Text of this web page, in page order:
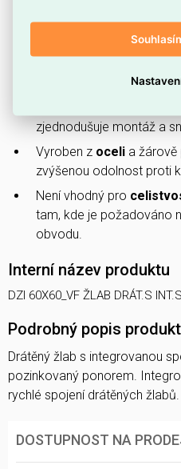
Celkovádélka 3000 mm
úseků bez častého
pro běžné kabelové
zjednodušuje montáž a
Vyroben z oceli a
zvýšenou odolnost proti
Není vhodný pro
tam, kde je požadováno
obvodu.
Interní název produktu
DZI 60X60_VF ŽLAB DRÁT.S
Podrobný popis
Drátěný žlab s integrovanou
pozinkovaný ponorem.
rychlé spojení drátěných žlabů.
DOSTUPNOST NA